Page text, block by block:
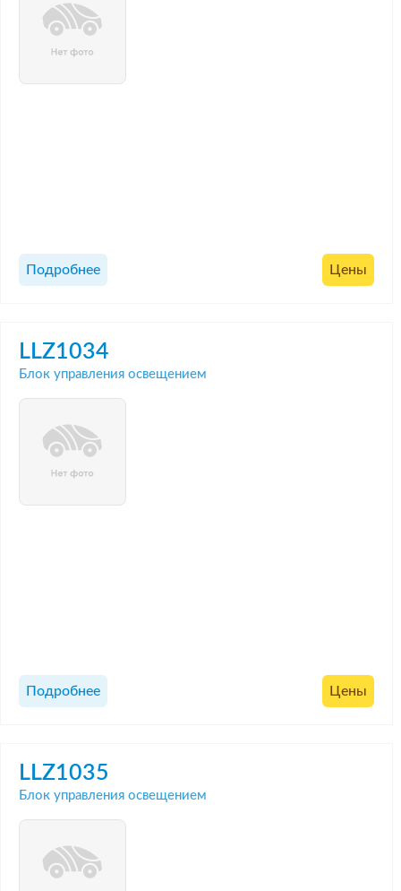
Подробнее Цены
LLZ1034
Блок управления освещением
Подробнее Цены
LLZ1035
Блок управления освещением